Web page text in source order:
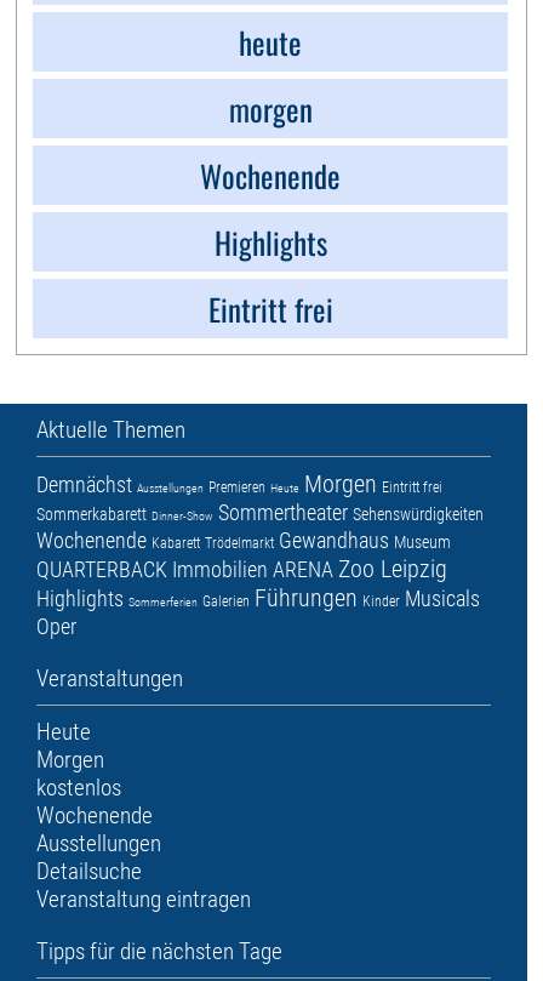
heute
morgen
Wochenende
Highlights
Eintritt frei
Aktuelle Themen
Demnächst Ausstellungen Premieren Heute Morgen Eintritt frei
Sommerkabarett Dinner-Show Sommertheater Sehenswürdigkeiten
Wochenende Kabarett Trödelmarkt Gewandhaus Museum
QUARTERBACK Immobilien ARENA Zoo Leipzig
Highlights Sommerferien Galerien Führungen Kinder Musicals
Oper
Veranstaltungen
Heute
Morgen
kostenlos
Wochenende
Ausstellungen
Detailsuche
Veranstaltung eintragen
Tipps für die nächsten Tage